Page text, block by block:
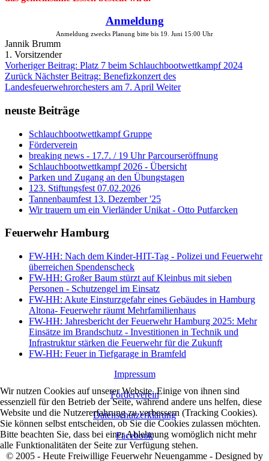
Anmeldung
Anmeldung zwecks Planung bitte bis 19. Juni 15:00 Uhr
Jannik Brumm
1. Vorsitzender
Vorheriger Beitrag: Platz 7 beim Schlauchbootwettkampf 2024
Zurück Nächster Beitrag: Benefizkonzert des
Landesfeuerwehrorchesters am 7. April Weiter
neuste Beiträge
Schlauchbootwettkampf Gruppe
Förderverein
breaking news - 17.7. / 19 Uhr Parcourseröffnung
Schlauchbootwettkampf 2026 - Übersicht
Parken und Zugang an den Übungstagen
123. Stiftungsfest 07.02.2026
Tannenbaumfest 13. Dezember '25
Wir trauern um ein Vierländer Unikat - Otto Putfarcken
Feuerwehr Hamburg
FW-HH: Nach dem Kinder-HIT-Tag - Polizei und Feuerwehr
überreichen Spendenscheck
FW-HH: Großer Baum stürzt auf Kleinbus mit sieben
Personen - Schutzengel im Einsatz
FW-HH: Akute Einsturzgefahr eines Gebäudes in Hamburg
Altona- Feuerwehr räumt Mehrfamilienhaus
FW-HH: Jahresbericht der Feuerwehr Hamburg 2025: Mehr
Einsätze im Brandschutz - Investitionen in Technik und
Infrastruktur stärken die Feuerwehr für die Zukunft
FW-HH: Feuer in Tiefgarage in Bramfeld
Impressum
Förderverein
Datenschutzerklärung
Facebook
© 2005 - Heute Freiwillige Feuerwehr Neuengamme - Designed by
Wir nutzen Cookies auf unserer Website. Einige von ihnen sind
essenziell für den Betrieb der Seite, während andere uns helfen, diese
Website und die Nutzererfahrung zu verbessern (Tracking Cookies).
Sie können selbst entscheiden, ob Sie die Cookies zulassen möchten.
Bitte beachten Sie, dass bei einer Ablehnung womöglich nicht mehr
alle Funktionalitäten der Seite zur Verfügung stehen.